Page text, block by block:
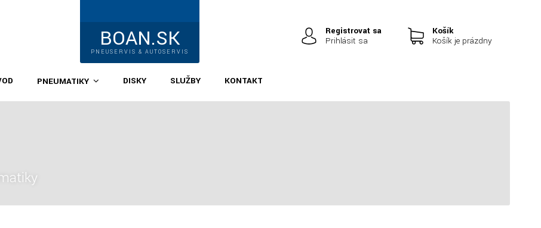
BOAN.SK
PNEUSERVIS & AUTOSERVIS
Registrovať sa
Prihlásiť sa
Košík
Košík je prázdny
PNEUMATIKY DISKY SLUŽBY KONTAKT